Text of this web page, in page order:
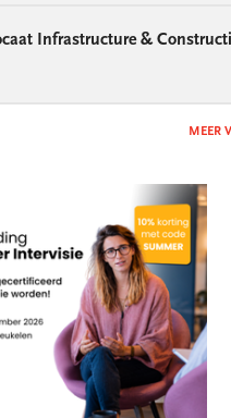
Infrastructure &
MEER